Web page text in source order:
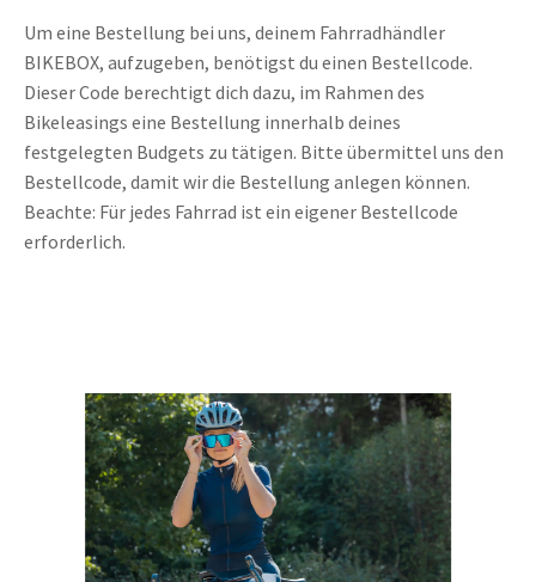
Um eine Bestellung bei uns, deinem Fahrradhändler
BIKEBOX, aufzugeben, benötigst du einen Bestellcode.
Dieser Code berechtigt dich dazu, im Rahmen des
Bikeleasings eine Bestellung innerhalb deines
festgelegten Budgets zu tätigen. Bitte übermittel uns den
Bestellcode, damit wir die Bestellung anlegen können.
Beachte: Für jedes Fahrrad ist ein eigener Bestellcode
erforderlich.